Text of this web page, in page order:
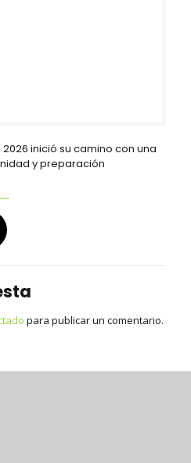
2026 inició su camino con una
y preparación
para publicar un comentario.